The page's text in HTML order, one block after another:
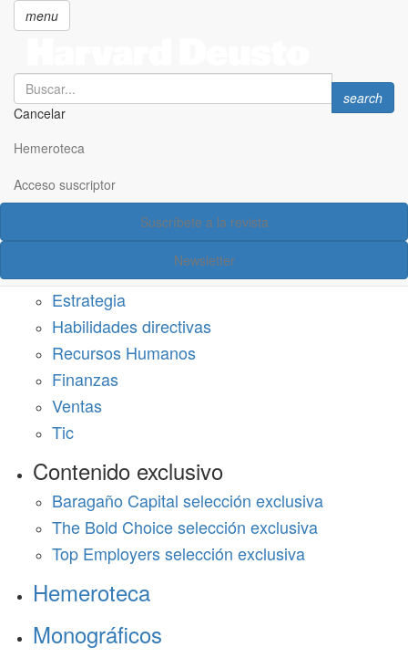
principal
menu
Search
Cancelar
Search
search
Hemeroteca
Acceso suscriptor
Suscríbete a la revista
Newsletter
Acceso suscriptor
Estrategia
Habilidades directivas
Recursos Humanos
Finanzas
Ventas
Tic
Contenido exclusivo
Baragaño Capital selección exclusiva
The Bold Choice selección exclusiva
Top Employers selección exclusiva
Hemeroteca
Monográficos